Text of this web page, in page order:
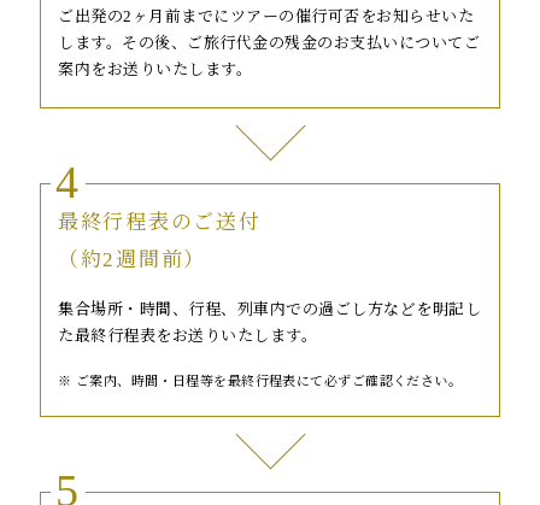
ご出発の2ヶ月前までにツアーの催行可否をお知らせいた
します。その後、ご旅行代金の残金のお支払いについてご
案内をお送りいたします。
4
最終行程表のご送付
（約2週間前）
集合場所・時間、行程、列車内での過ごし方などを明記し
た最終行程表をお送りいたします。
ご案内、時間・日程等を最終行程表にて必ずご確認ください。
5